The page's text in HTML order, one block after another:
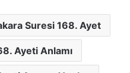
Suresi 168. Ayet
Ayeti Anlamı